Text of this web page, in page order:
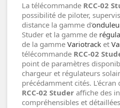
La télécommande RCC-02
possibilité de piloter,
distance la gamme d'
Studer et la gamme de
de la gamme Variotrack et
télécommande RCC-02
point de paramètres
chargeur et régulateurs
précédamment cités.
RCC-02 Studer affiche des
compréhensibles et